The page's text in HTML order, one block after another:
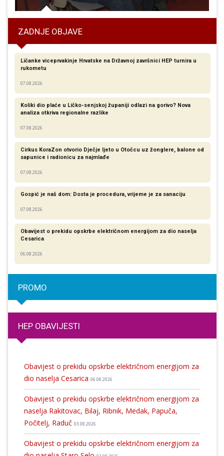
ZADNJE OBJAVE
Ličanke viceprvakinje Hrvatske na Državnoj završnici HEP turnira u
rukometu
07.08.2026
Koliki dio plaće u Ličko-senjskoj županiji odlazi na gorivo? Nova
analiza otkriva regionalne razlike​
07.08.2026
Cirkus KoraZon otvorio Dječje ljeto u Otočcu uz žonglere, balone od
sapunice i radionicu za najmlađe
07.08.2026
Gospić je naš dom: Dosta je procedura, vrijeme je za sanaciju
07.08.2026
Obavijest o prekidu opskrbe električnom energijom za dio naselja
Cesarica
06.08.2026
PROMO
HEP OBAVIJESTI
Obavijest o prekidu opskrbe električnom energijom za
dio naselja Cesarica 06.08.2026
Obavijest o prekidu opskrbe električnom energijom za
naselja Rakitovac, Bilaj, Ribnik, Medak, Papuča,
Počitelj, Raduč 03.08.2026
Obavijest o prekidu opskrbe električnom energijom za